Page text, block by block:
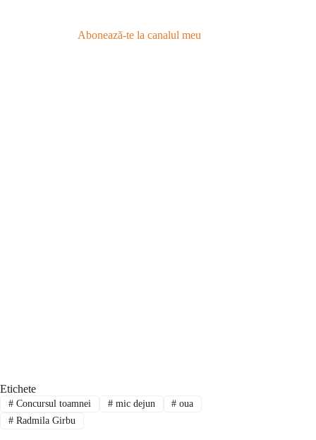
Abonează-te la canalul meu
Etichete
#Concursul toamnei #mic dejun # oua
#Radmila Girbu